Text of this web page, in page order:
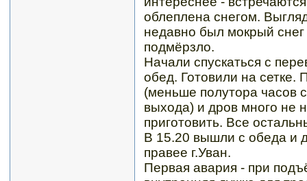
облеплена снегом.
недавно был мокрый
подмёрзло.
Начали спускаться с
обед. Готовили на сетке.
(меньше полутора часов
выхода) и дров много не
приготовить. Все
В 15.20 вышли с обеда и
правее г.Уван.
Первая авария - при